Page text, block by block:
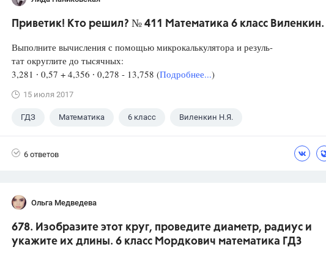
Приветик! Кто решил? № 411 Математика 6 класс Виленкин.
Выполните вычисления с помощью микрокалькулятора и резуль-
тат округлите до тысячных:
3,281 ∙ 0,57 + 4,356 ∙ 0,278 - 13,758 (Подробнее...)
15 июля 2017
ГДЗ Математика 6 класс Виленкин Н.Я.
6 ответов
Ольга Медведева
678. Изобразите этот круг, проведите диаметр, радиус и
укажите их длины. 6 класс Мордкович математика ГДЗ